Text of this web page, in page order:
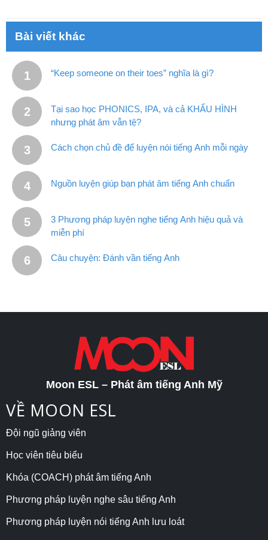
Bài viết khác
“Keep someone on their toes” nghĩa là gì?
Tại sao học PHONICS, IPA, và cả KHẨU HÌNH
nhưng phát âm vẫn tệ?
Cách chọn chủ đề để luyện nói tiếng Anh mỗi ngày
Nguồn luyện giúp bạn phát âm tiếng Anh chuẩn
3 Phương pháp luyện nghe tiếng Anh hiệu quả và
miễn phí
Câu chuyện: Đánh vần tiếng Anh
Moon ESL – Phát âm tiếng Anh Mỹ
VỀ MOON ESL
Đội ngũ giảng viên
Học viên tiêu biểu
Khóa (COACH) phát âm tiếng Anh
Phương pháp luyện nghe sâu tiếng Anh
Phương pháp luyện nói tiếng Anh lưu loát